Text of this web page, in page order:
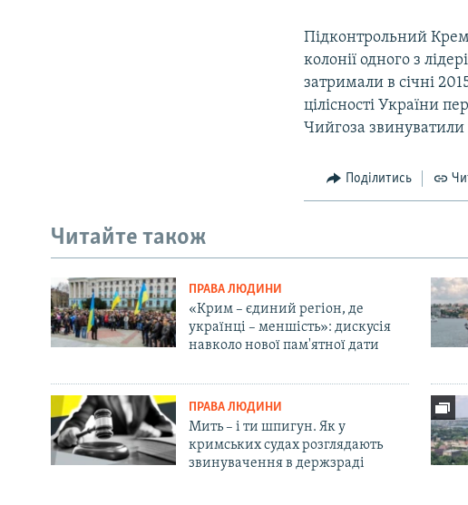
Підконтрольний
колонії одного з
затримали в січні
цілісності України
Чийгоза звинуватили
Поділитись
Читайте також
ПРАВА ЛЮДИНИ
«Крим – єдиний регіон, де
українці – меншість»: дискусія
навколо нової пам'ятної дати
ПРАВА ЛЮДИНИ
Мить – і ти шпигун. Як у
кримських судах розглядають
звинувачення в держзраді